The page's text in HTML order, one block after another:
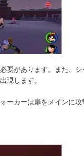
要があります。また、シ
現します。
ーカーは扉をメインに攻